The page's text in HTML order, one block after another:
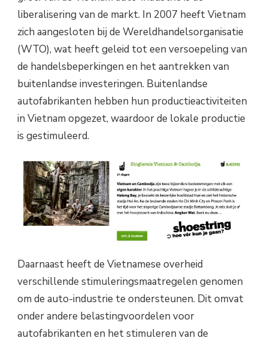
liberalisering van de markt. In 2007 heeft Vietnam
zich aangesloten bij de Wereldhandelsorganisatie
(WTO), wat heeft geleid tot een versoepeling van
de handelsbeperkingen en het aantrekken van
buitenlandse investeringen. Buitenlandse
autofabrikanten hebben hun productieactiviteiten
in Vietnam opgezet, waardoor de lokale productie
is gestimuleerd.
Daarnaast heeft de Vietnamese overheid
verschillende stimuleringsmaatregelen genomen
om de auto-industrie te ondersteunen. Dit omvat
onder andere belastingvoordelen voor
autofabrikanten en het stimuleren van de